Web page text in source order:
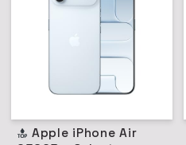
Apple iPhone Air